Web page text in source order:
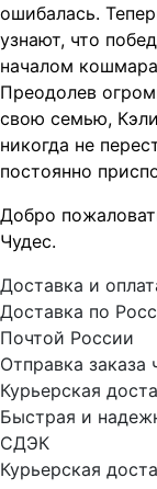
ошибалась.
узнают, что
началом
Преодолев
свою семью,
никогда не
постоянно
Добро
Чудес.
Доставка и
Доставка по
Почтой России
Отправка заказа
Курьерская
Быстрая и
СДЭК
Курьерская